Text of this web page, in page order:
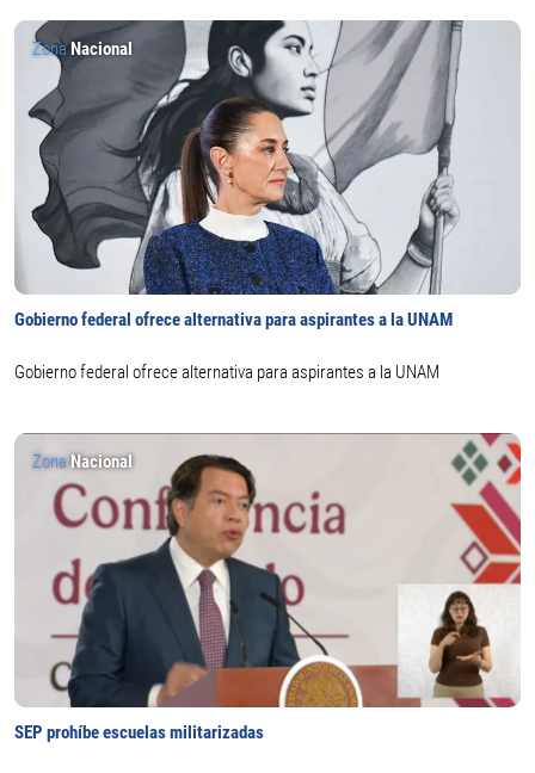
ZonaNacional
Gobierno federal ofrece alternativa para aspirantes a la UNAM
Gobierno federal ofrece alternativa para aspirantes a la UNAM
ZonaNacional
SEP prohíbe escuelas militarizadas